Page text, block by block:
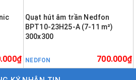
Quạt hút âm trần Nedfon
BPT10-23H25-A (7-11 m²)
300x300
NEDFON 700.000₫